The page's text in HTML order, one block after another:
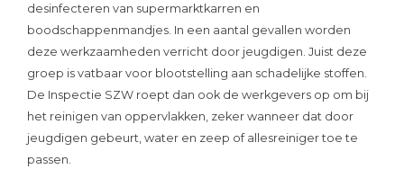
desinfecteren van supermarktkarren en
boodschappenmandjes. In een aantal gevallen worden
deze werkzaamheden verricht door jeugdigen. Juist deze
groep is vatbaar voor blootstelling aan schadelijke stoffen.
De Inspectie SZW roept dan ook de werkgevers op om bij
het reinigen van oppervlakken, zeker wanneer dat door
jeugdigen gebeurt, water en zeep of allesreiniger toe te
passen.